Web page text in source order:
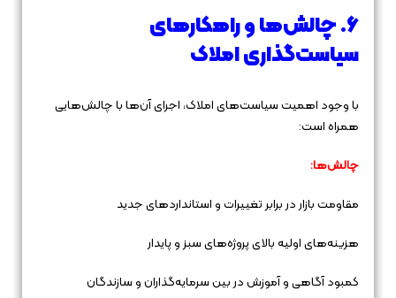
6. چالش‌ها و راهکارهای
سیاست‌گذاری املاک
با وجود اهمیت سیاست‌های املاک، اجرای آن‌ها با چالش‌هایی
همراه است:
چالش‌ها:
مقاومت بازار در برابر تغییرات و استانداردهای جدید
هزینه‌های اولیه بالای پروژه‌های سبز و پایدار
کمبود آگاهی و آموزش در بین سرمایه‌گذاران و سازندگان